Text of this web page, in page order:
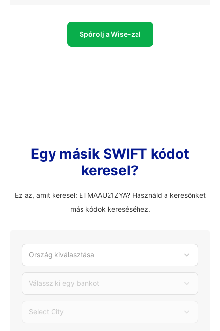
Spórolj a Wise-zal
Egy másik SWIFT kódot
keresel?
Ez az, amit keresel: ETMAAU21ZYA? Használd a keresőnket
más kódok kereséséhez.
Ország kiválasztása
Válassz ki egy bankot
Select City